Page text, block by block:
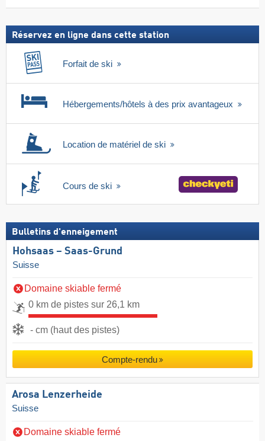
forfait
Réservez en ligne dans cette station
Forfait de ski
Hébergements/hôtels à des prix avantageux
Location de matériel de ski
Cours de ski
Bulletins d'enneigement
Hohsaas – Saas-Grund
Suisse
Domaine skiable fermé
0 km de pistes sur 26,1 km
- cm (haut des pistes)
Compte-rendu
Arosa Lenzerheide
Suisse
Domaine skiable fermé